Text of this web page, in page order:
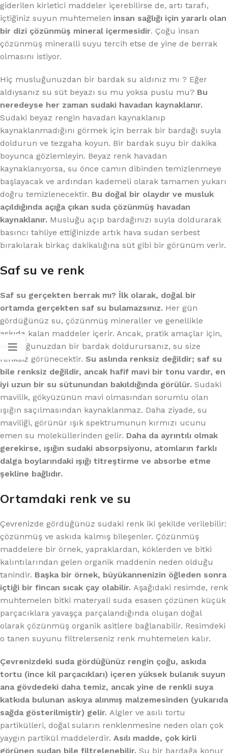
giderilen kirletici maddeler içerebilirse de, artı tarafı,
içtiğiniz suyun muhtemelen insan sağlığı için yararlı olan
bir dizi çözünmüş mineral içermesidir. Çoğu insan
çözünmüş mineralli suyu tercih etse de yine de berrak
olmasını istiyor.
Hiç musluğunuzdan bir bardak su aldınız mı ? Eğer
aldıysanız su süt beyazı su mu yoksa puslu mu? Bu
neredeyse her zaman sudaki havadan kaynaklanır.
Sudaki beyaz rengin havadan kaynaklanıp
kaynaklanmadığını görmek için berrak bir bardağı suyla
doldurun ve tezgaha koyun. Bir bardak suyu bir dakika
boyunca gözlemleyin. Beyaz renk havadan
kaynaklanıyorsa, su önce camın dibinden temizlenmeye
başlayacak ve ardından kademeli olarak tamamen yukarı
doğru temizlenecektir. Bu doğal bir olaydır ve musluk
açıldığında açığa çıkan suda çözünmüş havadan
kaynaklanır. Musluğu açıp bardağınızı suyla doldurarak
basıncı tahliye ettiğinizde artık hava sudan serbest
bırakılarak birkaç dakikalığına süt gibi bir görünüm verir.
Saf su ve renk
Saf su gerçekten berrak mı? İlk olarak, doğal bir
ortamda gerçekten saf su bulamazsınız. Her gün
gördüğünüz su, çözünmüş mineraller ve genellikle
askıda kalan maddeler içerir. Ancak, pratik amaçlar için,
musluğunuzdan bir bardak doldurursanız, su size
renksiz görünecektir. Su aslında renksiz değildir; saf su
bile renksiz değildir, ancak hafif mavi bir tonu vardır, en
iyi uzun bir su sütunundan bakıldığında görülür. Sudaki
mavilik, gökyüzünün mavi olmasından sorumlu olan
ışığın saçılmasından kaynaklanmaz. Daha ziyade, su
maviliği, görünür ışık spektrumunun kırmızı ucunu
emen su moleküllerinden gelir. Daha da ayrıntılı olmak
gerekirse, ışığın sudaki absorpsiyonu, atomların farklı
dalga boylarındaki ışığı titreştirme ve absorbe etme
şekline bağlıdır.
Ortamdaki renk ve su
Çevrenizde gördüğünüz sudaki renk iki şekilde verilebilir:
çözünmüş ve askıda kalmış bileşenler. Çözünmüş
maddelere bir örnek, yapraklardan, köklerden ve bitki
kalıntılarından gelen organik maddenin neden olduğu
tanindir. Başka bir örnek, büyükannenizin öğleden sonra
içtiği bir fincan sıcak çay olabilir. Aşağıdaki resimde, renk
muhtemelen bitki materyali suda esasen çözünen küçük
parçacıklara yavaşça parçalandığında oluşan doğal
olarak çözünmüş organik asitlere bağlanabilir. Resimdeki
o tanen suyunu filtrelerseniz renk muhtemelen kalır.
Çevrenizdeki suda gördüğünüz rengin çoğu, askıda
tortu (ince kil parçacıkları) içeren yüksek bulanık suyun
ana gövdedeki daha temiz, ancak yine de renkli suya
katkıda bulunan askıya alınmış malzemesinden (yukarıda
sağda gösterilmiştir) gelir. Algler ve asılı tortu
partikülleri, doğal suların renklenmesine neden olan çok
yaygın partikül maddelerdir. Asılı madde, çok kirli
görünen sudan bile filtrelenebilir. Su bir bardağa konur